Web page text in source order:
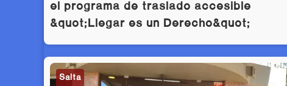
el programa de traslado accesible
&quot;Llegar es un Derecho&quot;
Salta